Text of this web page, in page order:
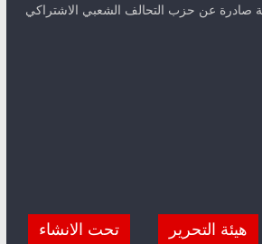
صادرة عن حزب التحالف الشعبي الاشتراكي
هيئة التحرير تحت الانشاء